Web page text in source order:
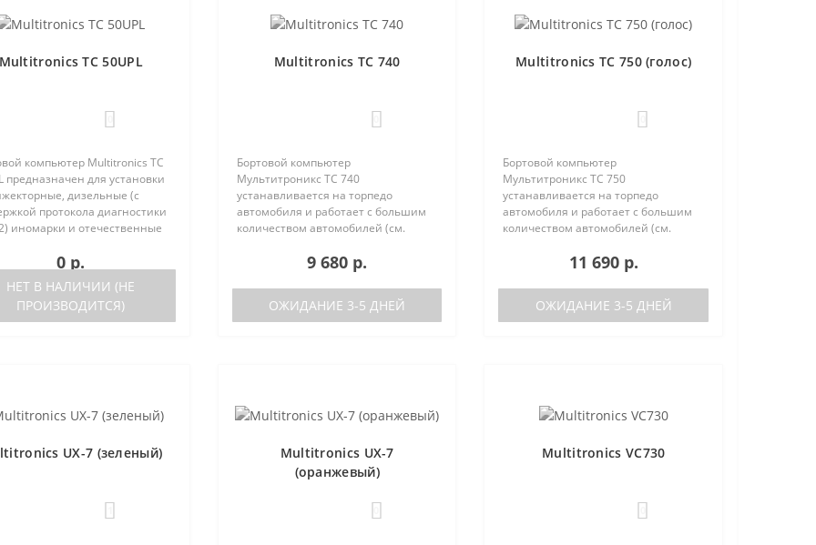
Multitronics TC 50UPL
компьютер Multitronics TC
предназначен для установки
дизельные (с
протокола диагностики
иномарки и отечественные
как с блоками управления
0 р.
НЕТ В НАЛИЧИИ (НЕ
ПРОИЗВОДИТСЯ)
Multitronics TC 740
Бортовой компьютер
Мультитроникс TC 740
устанавливается на торпедо
автомобиля и работает с большим
количеством автомобилей (см.
Отличия TC 740 от модели TC 750:
отсутствие голосового синтезатора
(модель TC 750 с го..
9 680 р.
ОЖИДАНИЕ 3-5 ДНЕЙ
Multitronics TC 750 (голос)
Бортовой компьютер
Мультитроникс TC 750
устанавливается на торпедо
автомобиля и работает с большим
количеством автомобилей (см.
Отличия TC 740 от модели TC 750:
отсутствие голосового синтезатора
(модель TC 740 ..
11 690 р.
ОЖИДАНИЕ 3-5 ДНЕЙ
UX-7 (зеленый)
Multitronics UX-7
(оранжевый)
Multitronics VC730